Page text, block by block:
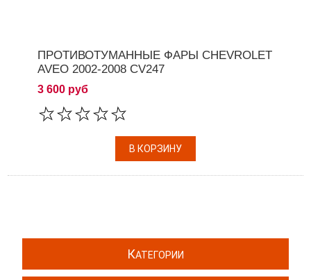
ПРОТИВОТУМАННЫЕ ФАРЫ CHEVROLET
AVEO 2002-2008 CV247
3 600 руб
КАТЕГОРИИ